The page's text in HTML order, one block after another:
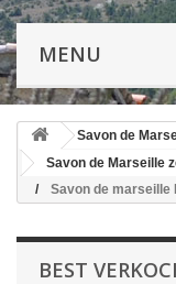
MENU
Savon de
Savon de Marseille
Savon de marseille
BEST